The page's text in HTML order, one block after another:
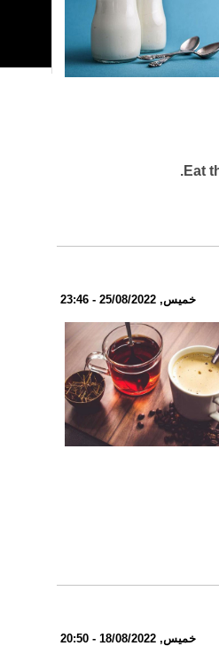
خميس, 25/08/2022 - 23:46
خميس, 18/08/2022 - 20:50